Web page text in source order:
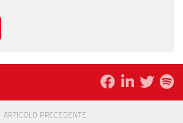
ARTICOLO PRECEDENTE